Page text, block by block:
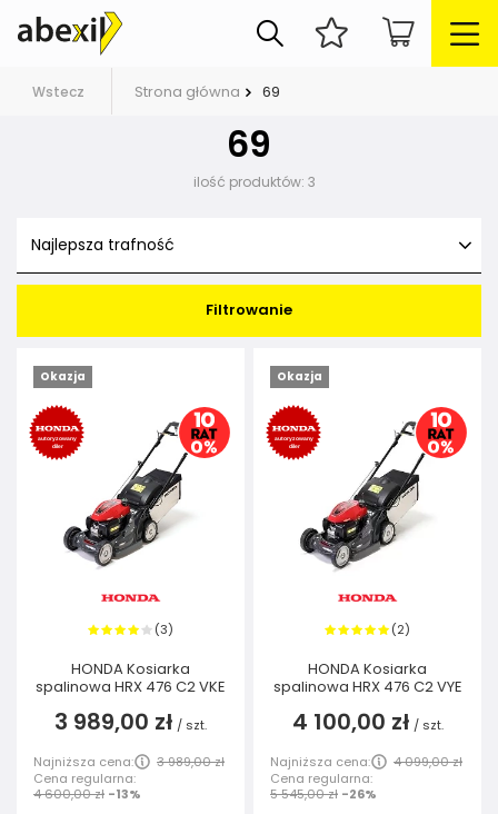
Wstecz Strona główna 69
69
ilość produktów: 3
Najlepsza trafność
Filtrowanie
Okazja
(3)
HONDA Kosiarka
spalinowa HRX 476 C2 VKE
3 989,00 zł / szt.
Najniższa cena:
3 989,00 zł
Cena regularna:
4 600,00 zł -13%
Okazja
(2)
HONDA Kosiarka
spalinowa HRX 476 C2 VYE
4 100,00 zł / szt.
Najniższa cena:
4 099,00 zł
Cena regularna:
5 545,00 zł -26%